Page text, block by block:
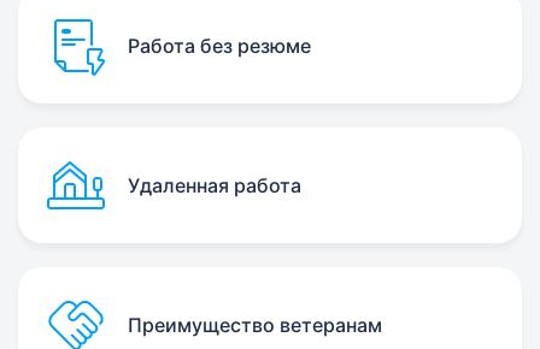
Работа без резюме
Удаленная работа
Преимущество ветеранам